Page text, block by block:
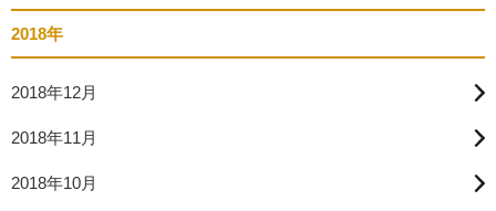
2018年
2018年12月
2018年11月
2018年10月